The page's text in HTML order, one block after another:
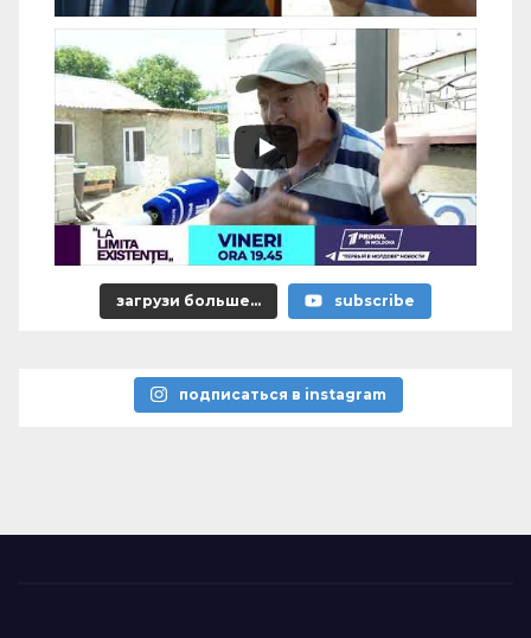
загрузи больше... subscribe
подписаться в instagram